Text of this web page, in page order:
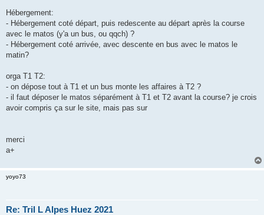
Hébergement:
- Hébergement coté départ, puis redescente au départ après la course
avec le matos (y'a un bus, ou qqch) ?
- Hébergement coté arrivée, avec descente en bus avec le matos le
matin?
orga T1 T2:
- on dépose tout à T1 et un bus monte les affaires à T2 ?
- il faut déposer le matos séparément à T1 et T2 avant la course? je crois
avoir compris ça sur le site, mais pas sur
merci
a+
yoyo73
Re: Tril L Alpes Huez 2021